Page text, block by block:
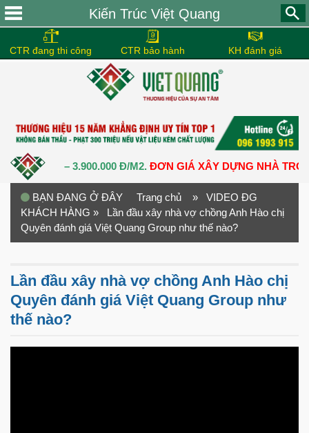
Kiến Trúc Việt Quang
CTR đang thi công CTR bảo hành KH đánh giá
Đ – 3.900.000 Đ/M2.ĐƠN GIÁ XÂY DỰNG NHÀ TRỌN GÓI
BẠN ĐANG Ở ĐÂY Trang chủ » VIDEO ĐG
KHÁCH HÀNG » Lần đầu xây nhà vợ chồng Anh Hào chị
Quyên đánh giá Việt Quang Group như thế nào?
Lần đầu xây nhà vợ chồng Anh Hào chị
Quyên đánh giá Việt Quang Group như
thế nào?